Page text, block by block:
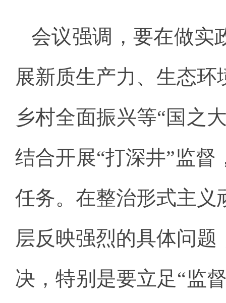
会议强调，要在做实
展新质生产力、生态
乡村全面振兴等“国之
结合开展“打深井”监
任务。在整治形式主义
层反映强烈的具体问
决，特别是要立足“监